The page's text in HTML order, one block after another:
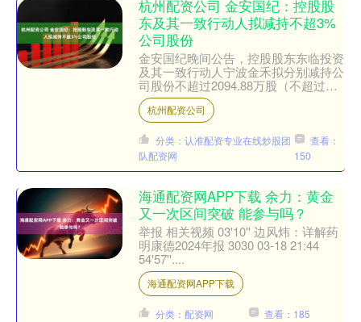
杭州配资公司 金安国纪：控股股
东及其一致行动人拟减持不超3%
公司股份
金安国纪晚间公告，控股股东东临投资
及其一致行动人宁波金禾拟分别减持公
司股份不超过2094.88万股（不超过本
公司总股本比例2.878%）和89.12万股
（不超过....
杭州配资公司
分类：认准配资专业在线炒股团
队配资网
查看：
150
海通配资网APP下载 余力：黄金
又一次区间突破 能参与吗？
举报 相关视频 03'10'' 边风炜：详解药
明康德2024年报 3030 03-18 21:44
54'57''....
海通配资网APP下载
分类：配资网 查看：185